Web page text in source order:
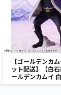
【ゴールデンカ
ット配送】【白
ールデンカムイ
フィギュア